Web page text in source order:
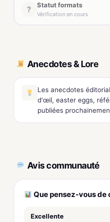
? Statut formats
Vérification en cours
Anecdotes & Lore
Les anecdotes
d'œil, easter eggs,
publiées
Avis communauté
Que pensez-vous de
Excellente